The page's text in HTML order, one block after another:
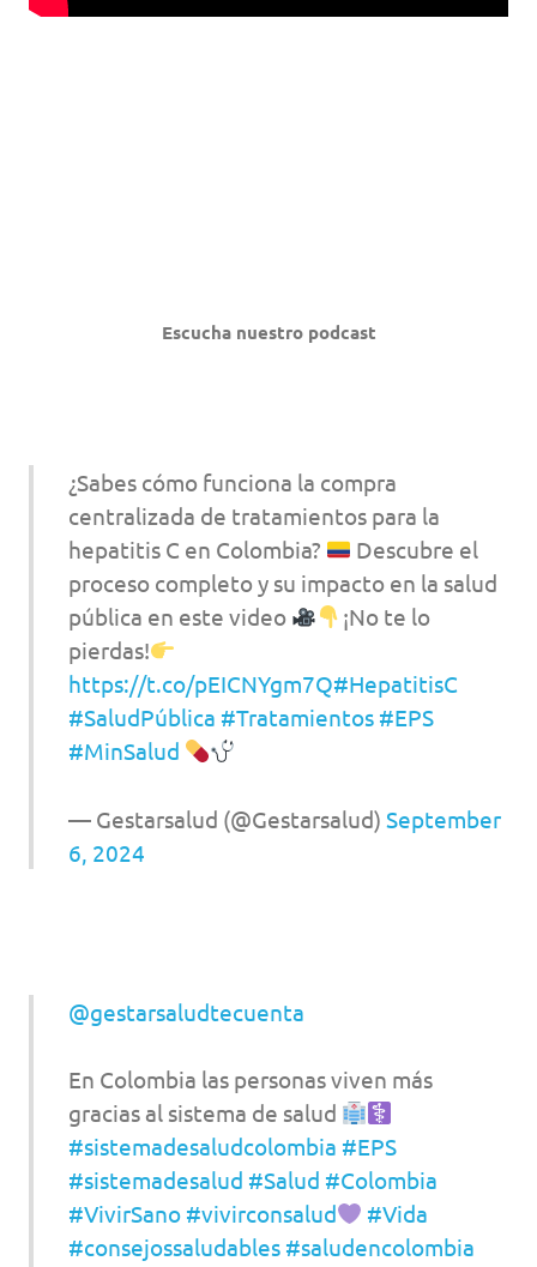
Escucha nuestro podcast
¿Sabes cómo funciona la compra
centralizada de tratamientos para la
hepatitis C en Colombia?
Descubre el
proceso completo y su impacto en la salud
pública en este video
¡No te lo
pierdas!
https://t.co/pEICNYgm7Q#HepatitisC
#SaludPública #Tratamientos #EPS
#MinSalud
— Gestarsalud (@Gestarsalud) September
6, 2024
@gestarsaludtecuenta
En Colombia las personas viven más
gracias al sistema de salud
#sistemadesaludcolombia #EPS
#sistemadesalud #Salud #Colombia
#VivirSano #vivirconsalud
#Vida
#consejossaludables #saludencolombia